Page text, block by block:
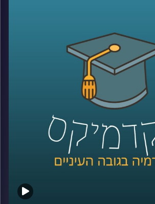
להצלחה הם הגורמים
והעקבית של האמריקאים
עם ישראל יותר ומתי
הבדלי הזדהות לפי פילוח של
גזע והשתייכות מפלגתית
דמוקרטים)?